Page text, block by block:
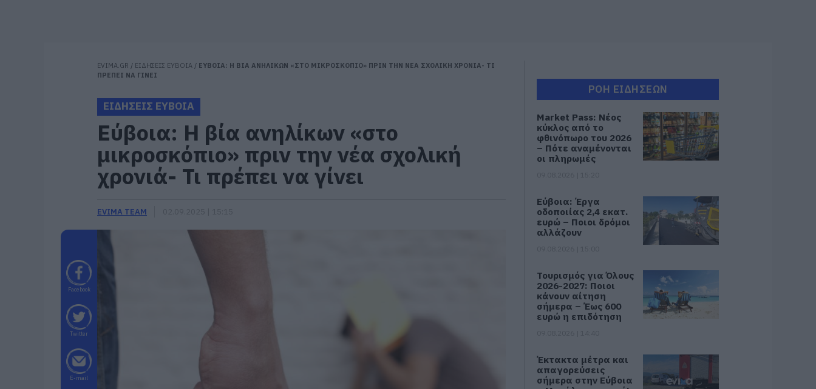
EVIMA.GR / ΕΙΔΗΣΕΙΣ ΕΥΒΟΙΑ / ΕΥΒΟΙΑ: Η ΒΙΑ ΑΝΗΛΙΚΩΝ «ΣΤΟ ΜΙΚΡΟΣΚΟΠΙΟ» ΠΡΙΝ ΤΗΝ ΝΕΑ ΣΧΟΛΙΚΗ ΧΡΟΝΙΑ- ΤΙ
ΠΡΕΠΕΙ ΝΑ ΓΙΝΕΙ
ΕΙΔΗΣΕΙΣ ΕΥΒΟΙΑ
Εύβοια: Η βία ανηλίκων «στο
μικροσκόπιο» πριν την νέα σχολική
χρονιά- Τι πρέπει να γίνει
EVIMA TEAM
Facebook
Twitter
E-mail
ΡΟΗ ΕΙΔΗΣΕΩΝ
Market Pass: Νέος
κύκλος από το
φθινόπωρο του 2026
– Πότε αναμένονται
οι πληρωμές
Εύβοια: Έργα
οδοποιίας 2,4 εκατ.
ευρώ – Ποιοι δρόμοι
αλλάζουν
Τουρισμός για Όλους
2026-2027: Ποιοι
κάνουν αίτηση
σήμερα – Έως 600
ευρώ η επιδότηση
Έκτακτα μέτρα και
απαγορεύσεις
σήμερα στην Εύβοια